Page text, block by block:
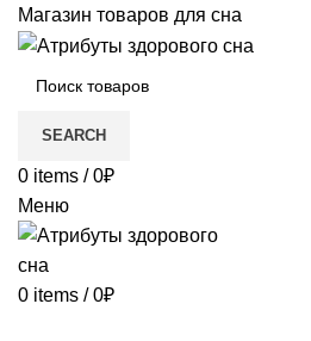
Магазин товаров для сна
SEARCH
0 items / 0₽
Меню
0 items / 0₽